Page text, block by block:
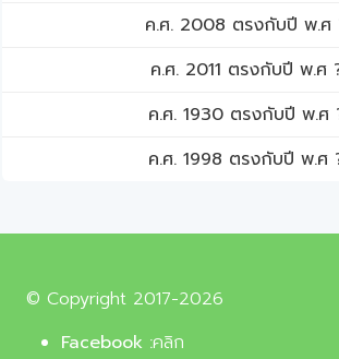
ค.ศ. 2008 ตรงกับปี พ.ศ
ค.ศ. 2011 ตรงกับปี พ.ศ
ค.ศ. 1930 ตรงกับปี พ.ศ
ค.ศ. 1998 ตรงกับปี พ.ศ
© Copyright 2017-2026
Facebook :คลิก